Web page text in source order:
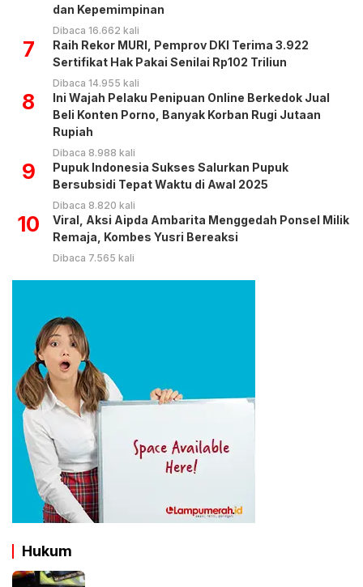
dan Kepemimpinan
Dibaca 16.662 kali
7
Raih Rekor MURI, Pemprov DKI Terima 3.922
Sertifikat Hak Pakai Senilai Rp102 Triliun
Dibaca 14.955 kali
8
Ini Wajah Pelaku Penipuan Online Berkedok Jual
Beli Konten Porno, Banyak Korban Rugi Jutaan
Rupiah
Dibaca 8.988 kali
9
Pupuk Indonesia Sukses Salurkan Pupuk
Bersubsidi Tepat Waktu di Awal 2025
Dibaca 8.820 kali
10
Viral, Aksi Aipda Ambarita Menggedah Ponsel Milik
Remaja, Kombes Yusri Bereaksi
Dibaca 7.565 kali
Hukum